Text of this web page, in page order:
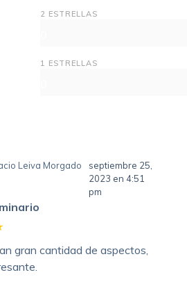
2 ESTRELLAS
1 ESTRELLAS
Leiva Morgado
septiembre 25,
2023 en 4:51
pm
gran cantidad de aspectos,